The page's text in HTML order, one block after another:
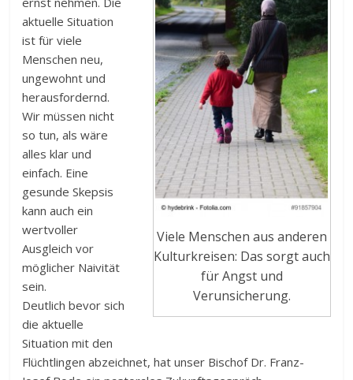
Viele Menschen aus anderen
Kulturkreisen: Das sorgt auch
für Angst und
Verunsicherung.
aktuelle Situation
ist für viele
Menschen neu,
ungewohnt und
herausfordernd.
Wir müssen nicht
so tun, als wäre
alles klar und
einfach. Eine
gesunde Skepsis
kann auch ein
wertvoller
Ausgleich vor
möglicher Naivität
sein.
Deutlich bevor sich
die aktuelle
Situation mit den
Flüchtlingen abzeichnet, hat unser Bischof Dr. Franz-